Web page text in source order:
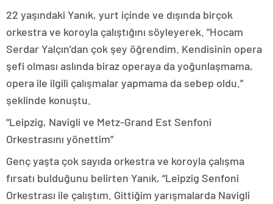
22 yaşındaki Yanık, yurt içinde ve dışında birçok
orkestra ve koroyla çalıştığını söyleyerek. “Hocam
Serdar Yalçın’dan çok şey öğrendim. Kendisinin opera
şefi olması aslında biraz operaya da yoğunlaşmama,
opera ile ilgili çalışmalar yapmama da sebep oldu.”
şeklinde konuştu.
“Leipzig, Navigli ve Metz-Grand Est Senfoni
Orkestrasını yönettim”
Genç yaşta çok sayıda orkestra ve koroyla çalışma
fırsatı bulduğunu belirten Yanık, “Leipzig Senfoni
Orkestrası ile çalıştım. Gittiğim yarışmalarda Navigli